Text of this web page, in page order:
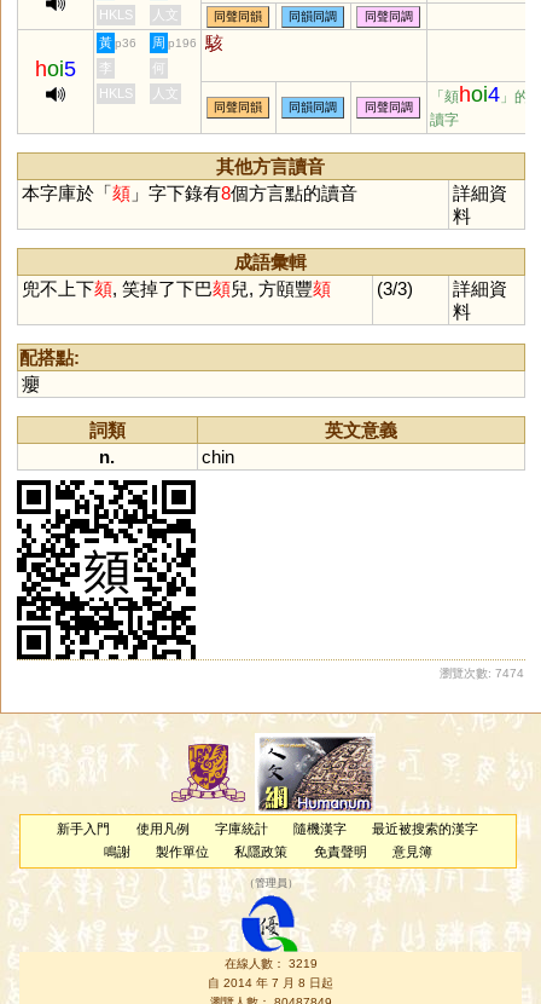
HKLS 人文 同聲同韻 同韻同調 同聲同調
hoi5
黃 p36 周 p196 駭
李
何
HKLS
人文
同聲同韻 同韻同調 同聲同調
「頦hoi4 」的
讀字
其他方言讀音
本字庫於「頦」字下錄有8個方言點的讀音
詳細資
料
成語彙輯
兜不上下頦, 笑掉了下巴頦兒, 方頤豐頦 (3/3)
詳細資
料
配搭點:
癭
詞類
英文意義
n.
chin
瀏覽次數: 7474
新手入門 使用凡例 字庫統計 隨機漢字
最近被搜索的漢字
鳴謝
製作單位 私隱政策 免責聲明 意見簿
（管理員 ）
在線人數： 3219
自 2014 年 7 月 8 日起